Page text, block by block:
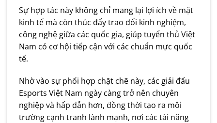
Sự hợp tác này không chỉ mang lại lợi ích về mặt
kinh tế mà còn thúc đẩy trao đổi kinh nghiệm,
công nghệ giữa các quốc gia, giúp tuyển thủ Việt
Nam có cơ hội tiếp cận với các chuẩn mực quốc
tế.
Nhờ vào sự phối hợp chặt chẽ này, các giải đấu
Esports Việt Nam ngày càng trở nên chuyên
nghiệp và hấp dẫn hơn, đồng thời tạo ra môi
trường cạnh tranh lành mạnh, nơi các tài năng